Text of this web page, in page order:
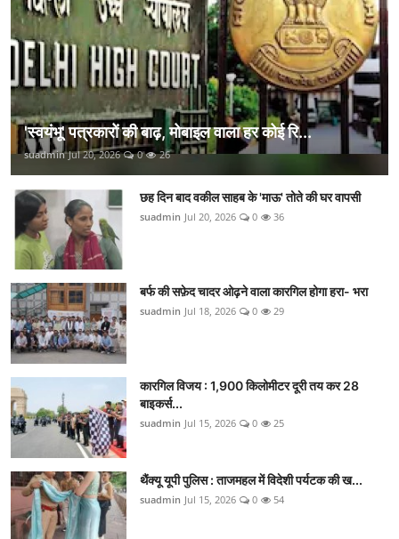
'स्वयंभू' पत्रकारों की बाढ़, मोबाइल वाला हर कोई रि...
suadmin Jul 20, 2026 0 26
छह दिन बाद वकील साहब के 'माऊ' तोते की घर वापसी
suadmin Jul 20, 2026 0 36
बर्फ की सफ़ेद चादर ओढ़ने वाला कारगिल होगा हरा- भरा
suadmin Jul 18, 2026 0 29
कारगिल विजय : 1,900 किलोमीटर दूरी तय कर 28
बाइकर्स...
suadmin Jul 15, 2026 0 25
थैंक्यू यूपी पुलिस : ताजमहल में विदेशी पर्यटक की ख...
suadmin Jul 15, 2026 0 54